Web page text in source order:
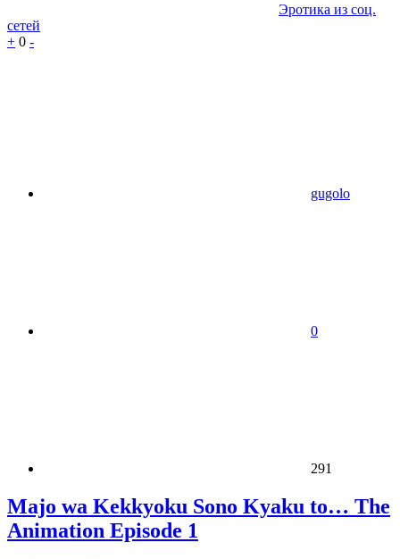
Эротика из соц.
сетей
+ 0 -
gugolo
0
291
Majo wa Kekkyoku Sono Kyaku to… The
Animation Episode 1